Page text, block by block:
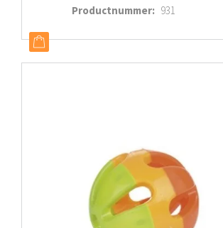
Productnummer: 931